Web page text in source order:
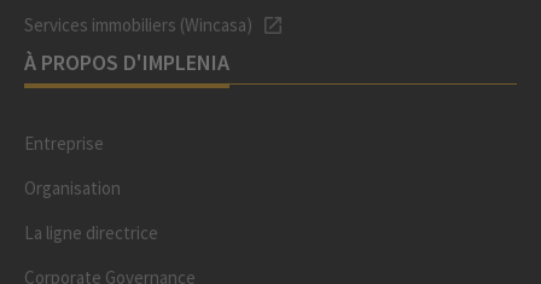
Services immobiliers (Wincasa)
À PROPOS D'IMPLENIA
Entreprise
Organisation
La ligne directrice
Corporate Governance